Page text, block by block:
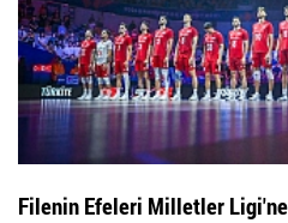
Filenin Efeleri Milletler